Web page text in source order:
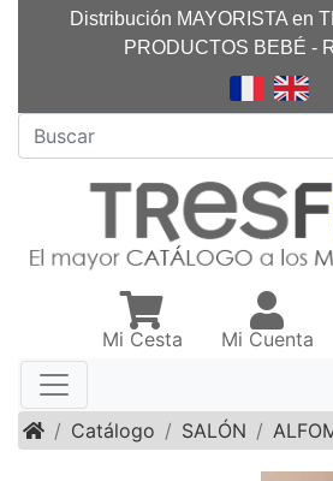
Distribución MAYORISTA en
PRODUCTOS BEBÉ -
Mi Cesta Mi Cuenta
InicioCatálogo SALÓN